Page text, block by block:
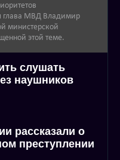
глава МВД Владимир
министерской
этой теме.
слушать
наушников
рассказали о
преступлении